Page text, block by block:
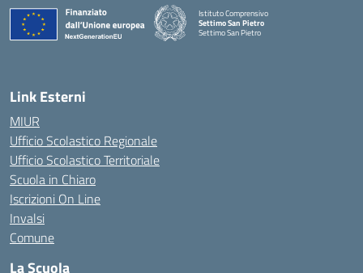
Istituto Comprensivo
Settimo San Pietro
Settimo San Pietro
Link Esterni
MIUR
Ufficio Scolastico Regionale
Ufficio Scolastico Territoriale
Scuola in Chiaro
Iscrizioni On Line
Invalsi
Comune
La Scuola